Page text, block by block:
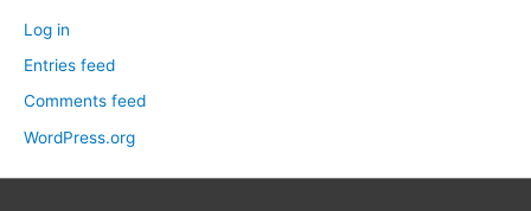
Log in
Entries feed
Comments feed
WordPress.org